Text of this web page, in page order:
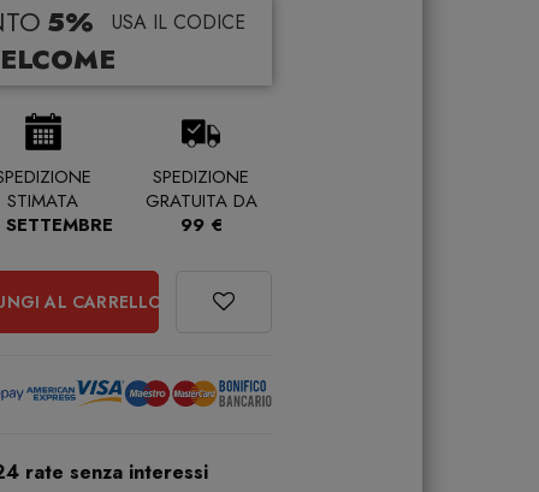
5% USA IL CODICE
STIMATA
SPEDIZIONE
GRATUITA DA
99 €
AL CARRELLO
rate senza interessi